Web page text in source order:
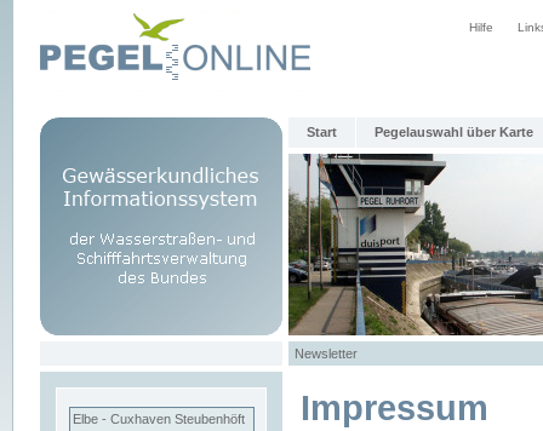
Hilfe
Start Pegelauswahl über Karte
Newsletter
Elbe - Cuxhaven Steubenhöft Impressum